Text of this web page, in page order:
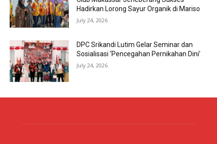
Hadirkan Lorong Sayur Organik di Mariso
July 24, 2026
DPC Srikandi Lutim Gelar Seminar dan
Sosialisasi ‘Pencegahan Pernikahan Dini’
July 24, 2026